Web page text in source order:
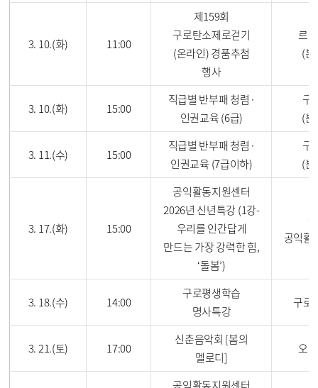
3. 10.(화) 11:00
제159회
구로탄소제로걷기
(온라인) 경품추첨
행사
르
(
3. 10.(화) 15:00
직급별 반부패 청렴·
인권교육 (6급)
구
(
3. 11.(수) 15:00
직급별 반부패 청렴·
인권교육 (7급이하)
구
(
3. 17.(화) 15:00
공익활동지원센터
2026년 신년특강 (1강-
우리를 인간답게
만드는 가장 강력한 힘,
‘돌봄’)
공익활
3. 18.(수) 14:00
구로평생학습
명사특강
구로
3. 21.(토) 17:00
신춘음악회 [봄의
멜로디]
오